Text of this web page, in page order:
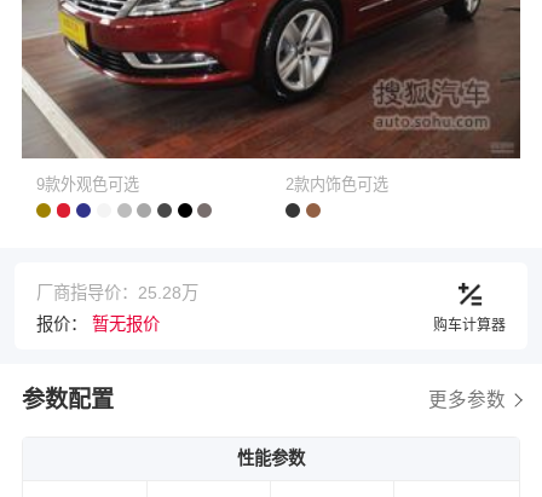
9款外观色可选 2款内饰色可选
厂商指导价：25.28万
报价： 暂无报价 购车计算器
参数配置 更多参数
性能参数